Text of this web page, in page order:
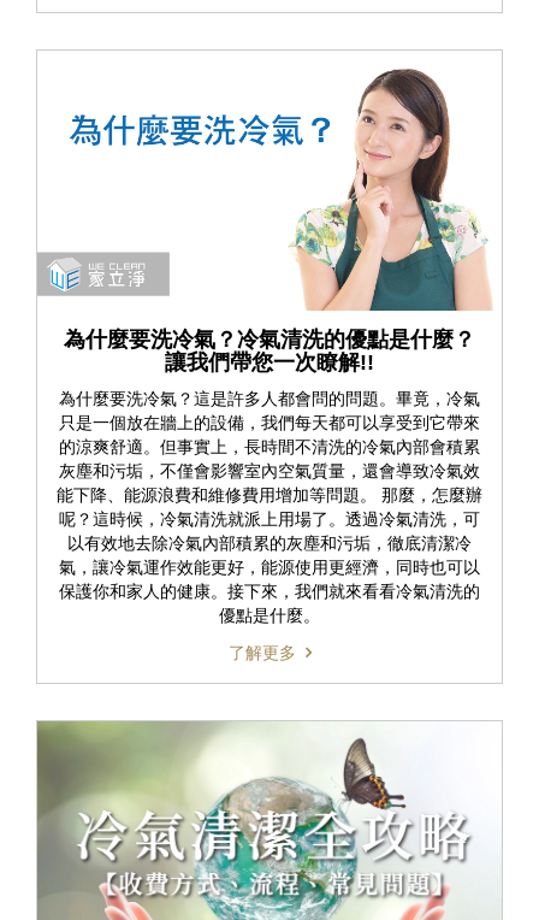
為什麼要洗冷氣？冷氣清洗的優點是什麼？
讓我們帶您一次瞭解!!
為什麼要洗冷氣？這是許多人都會問的問題。畢竟，冷氣
只是一個放在牆上的設備，我們每天都可以享受到它帶來
的涼爽舒適。但事實上，長時間不清洗的冷氣內部會積累
灰塵和污垢，不僅會影響室內空氣質量，還會導致冷氣效
能下降、能源浪費和維修費用增加等問題。 那麼，怎麼辦
呢？這時候，冷氣清洗就派上用場了。透過冷氣清洗，可
以有效地去除冷氣內部積累的灰塵和污垢，徹底清潔冷
氣，讓冷氣運作效能更好，能源使用更經濟，同時也可以
保護你和家人的健康。接下來，我們就來看看冷氣清洗的
優點是什麼。
了解更多